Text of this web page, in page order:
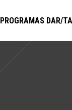
PROGRAMAS DAR/